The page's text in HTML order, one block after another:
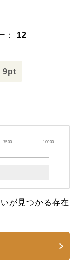
： 12
9pt
7500 10000
が見つかる存在